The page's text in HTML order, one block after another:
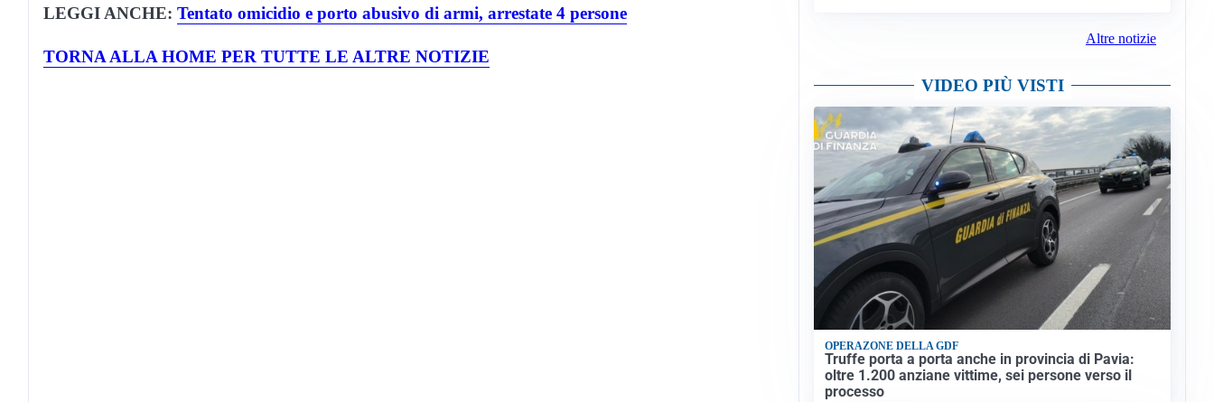
LEGGI ANCHE: Tentato omicidio e porto abusivo di armi, arrestate 4 persone
TORNA ALLA HOME PER TUTTE LE ALTRE NOTIZIE
Altre notizie
VIDEO PIÙ VISTI
OPERAZONE DELLA GDF
Truffe porta a porta anche in provincia di Pavia:
oltre 1.200 anziane vittime, sei persone verso il
processo